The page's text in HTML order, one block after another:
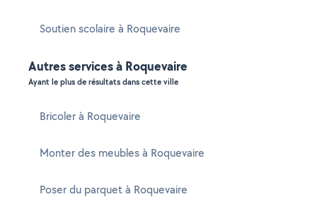
Soutien scolaire à Roquevaire
Autres services à Roquevaire
Ayant le plus de résultats dans cette ville
Bricoler à Roquevaire
Monter des meubles à Roquevaire
Poser du parquet à Roquevaire